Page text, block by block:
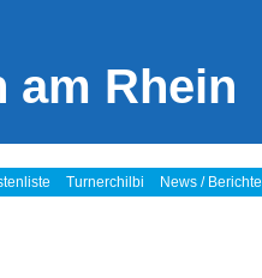
am Rhein
Turnerchilbi News / Berichte